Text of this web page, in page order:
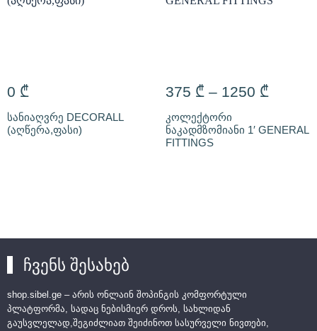
0 ₾
სანიაღვრე DECORALL
(აღწერა,ფასი)
375 ₾ – 1250 ₾
კოლექტორი
ნაკადმზომიანი 1′ GENERAL
FITTINGS
ჩვენს შესახებ
shop.sibel.ge – არის ონლაინ შოპინგის კომფორტული
პლატფორმა, სადაც ნებისმიერ დროს, სახლიდან
გაუსვლელად,შეგიძლიათ შეიძინოთ სასურველი ნივთები,